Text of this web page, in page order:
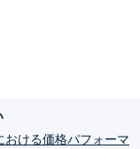
ける価格パフォーマ